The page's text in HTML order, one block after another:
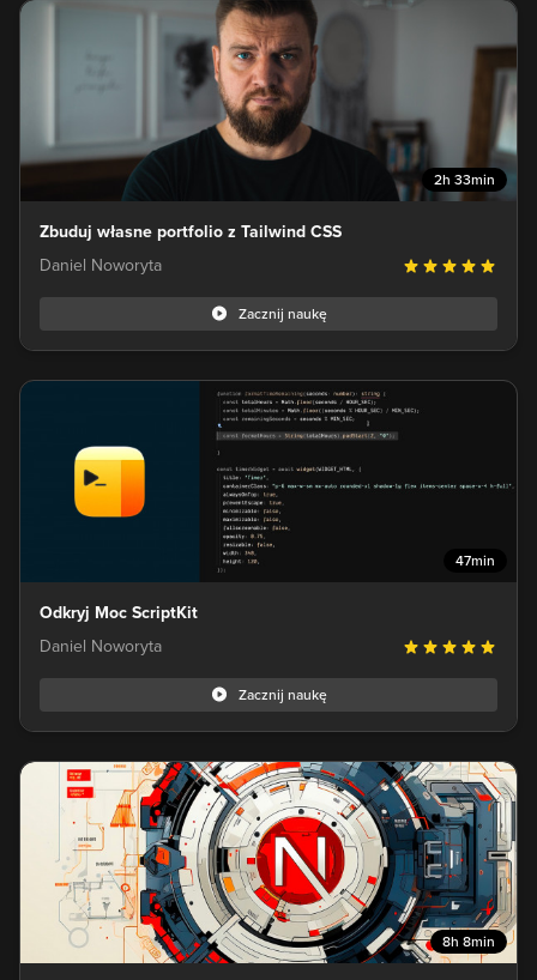
2h 33min
Zbuduj własne portfolio z Tailwind CSS
Daniel Noworyta
Zacznij naukę
47min
Odkryj Moc ScriptKit
Daniel Noworyta
Zacznij naukę
8h 8min